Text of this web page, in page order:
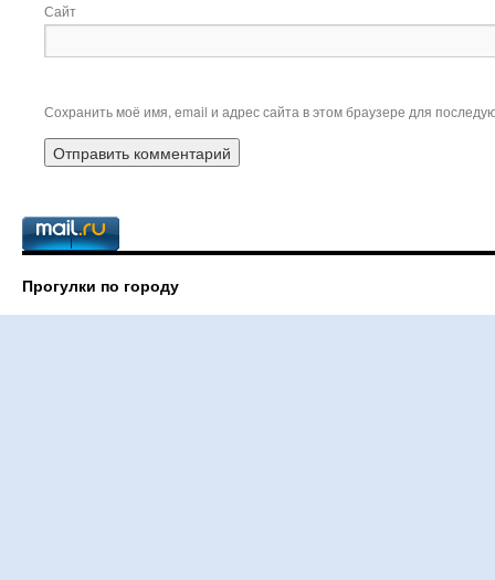
Сайт
Сохранить моё имя, email и адрес сайта в этом браузере для
Прогулки по городу